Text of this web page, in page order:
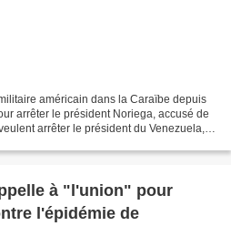
américain dans la Caraïbe depuis
arrêter le président Noriega, accusé de
arrêter le président du Venezuela,
à "l'union" pour
l'épidémie de